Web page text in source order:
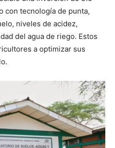
con tecnología de punta,
niveles de acidez,
del agua de riego. Estos
a optimizar sus